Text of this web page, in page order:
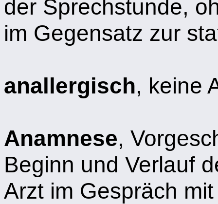
der Sprechstunde,
im Gegensatz zur
anallergisch, keine
Anamnese,
Beginn und Verlauf
Arzt im Gespräch